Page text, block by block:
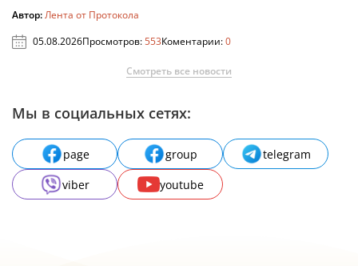
Автор:Лента от Протокола
05.08.2026Просмотров:553Коментарии:0
Смотреть все новости
Мы в социальных сетях:
page group
telegram
viber
youtube